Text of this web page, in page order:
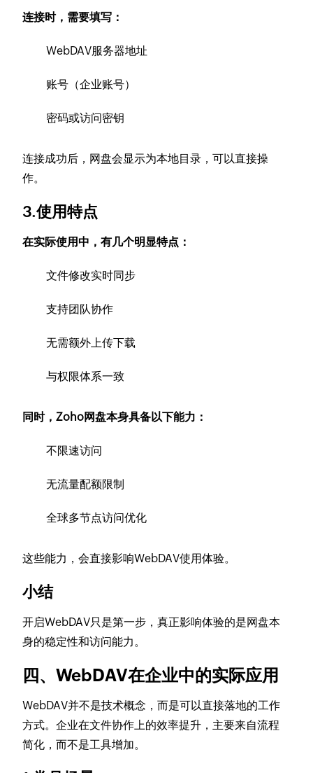
连接时，需要填写：
WebDAV服务器地址
账号（企业账号）
密码或访问密钥
连接成功后，网盘会显示为本地目录，可以直接操
作。
3.使用特点
在实际使用中，有几个明显特点：
文件修改实时同步
支持团队协作
无需额外上传下载
与权限体系一致
同时，Zoho网盘本身具备以下能力：
不限速访问
无流量配额限制
全球多节点访问优化
这些能力，会直接影响WebDAV使用体验。
小结
开启WebDAV只是第一步，真正影响体验的是网盘本
身的稳定性和访问能力。
四、WebDAV在企业中的实际应用
WebDAV并不是技术概念，而是可以直接落地的工作
方式。企业在文件协作上的效率提升，主要来自流程
简化，而不是工具增加。